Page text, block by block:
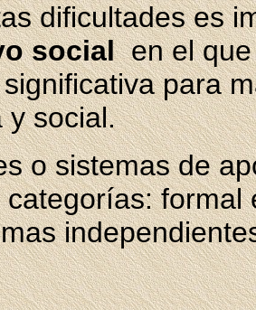
dificultades es
socialen el que
para
y social.
o sistemas de
formal